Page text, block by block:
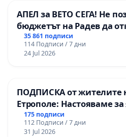
АПЕЛ за ВЕТО СЕГА! Не
бюджетът на Радев да
правата ни в тъмното
35 861 подписи
114 Подписи / 7 дни
24 Jul 2026
ПОДПИСКА от жителите
Етрополе: Настояваме
“Елаците-МЕД” АД и от
изпълнят всички
175 подписи
112 Подписи / 7 дни
31 Jul 2026